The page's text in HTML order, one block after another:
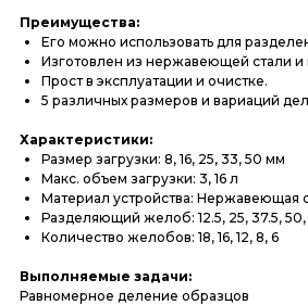
Преимущества:
Его можно использовать для
Изготовлен из нержавеющей стали
Прост в эксплуатации и очистке.
5 различных размеров и вариаций
Характеристики:
Размер загрузки: 8, 16, 25, 33, 50 мм
Макс. объем загрузки: 3, 16 л
Материал устройства: Нержавеющая
Разделяющий желоб: 12.5, 25, 37.5,
Количество желобов: 18, 16, 12, 8, 6
Выполняемые задачи:
Равномерное деление образцов